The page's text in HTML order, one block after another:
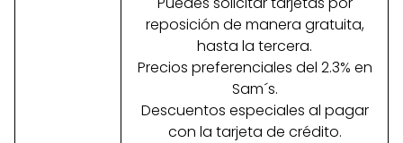
reposición de manera gratuita,
hasta la tercera.
Precios preferenciales del 2.3% en
Sam´s.
Descuentos especiales al pagar
con la tarjeta de crédito.